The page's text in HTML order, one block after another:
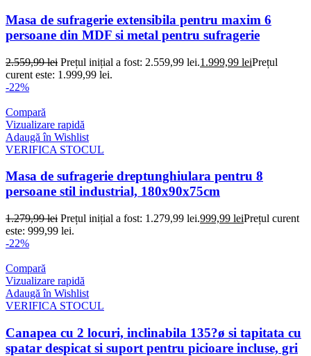
Masa de sufragerie extensibila pentru maxim 6
persoane din MDF si metal pentru sufragerie
2.559,99lei Prețul inițial a fost: 2.559,99 lei.1.999,99 leiPrețul
curent este: 1.999,99 lei.
-22%
Compară
Vizualizare rapidă
Adaugă în Wishlist
VERIFICA STOCUL
Masa de sufragerie dreptunghiulara pentru 8
persoane stil industrial, 180x90x75cm
1.279,99lei Prețul inițial a fost: 1.279,99 lei.999,99 leiPrețul curent
este: 999,99 lei.
-22%
Compară
Vizualizare rapidă
Adaugă în Wishlist
VERIFICA STOCUL
Canapea cu 2 locuri, inclinabila 135?ø si tapitata cu
spatar despicat si suport pentru picioare incluse, gri